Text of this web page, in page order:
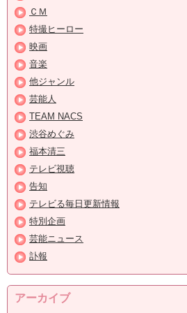
ＣＭ
特撮ヒーロー
映画
音楽
他ジャンル
芸能人
TEAM NACS
渋谷めぐみ
福本清三
テレビ視聴
告知
テレビる毎日更新情報
特別企画
芸能ニュース
訃報
アーカイブ